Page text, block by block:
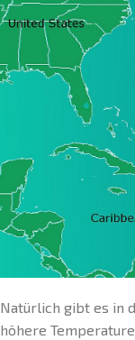
Natürlich gibt es in
höhere